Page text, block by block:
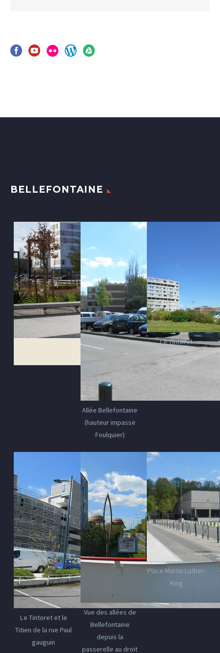
BELLEFONTAINE
Allée Bellefontaine
(hauteur impasse
Foulquier)
Le Tintoret
Le Tintoret et le
Titien de la rue Paul
gauguin
Vue des allées de
Bellefontaine
depuis la
passerelle au droit
Place Martin Luther-
King